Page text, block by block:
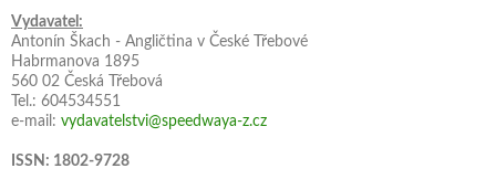
Vydavatel:
Antonín Škach - Angličtina v České Třebové
Habrmanova 1895
560 02 Česká Třebová
Tel.: 604534551
e-mail: vydavatelstvi@speedwaya-z.cz
ISSN: 1802-9728